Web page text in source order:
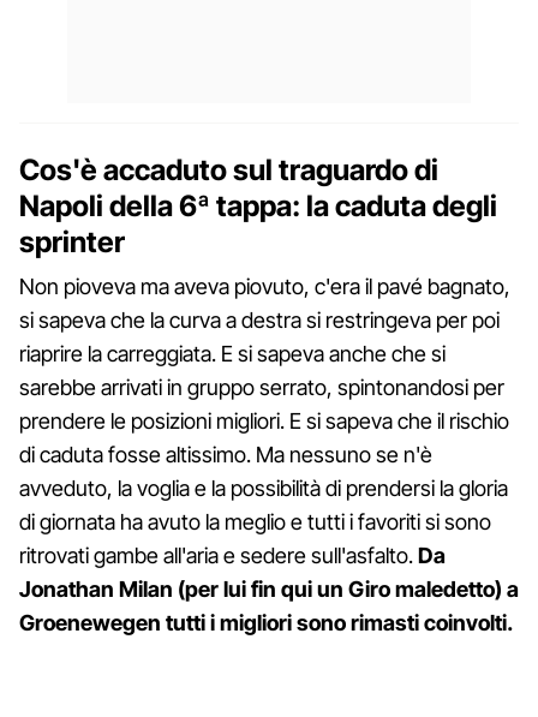
Cos'è accaduto sul traguardo di
Napoli della 6ª tappa: la caduta degli
sprinter
Non pioveva ma aveva piovuto, c'era il pavé bagnato,
si sapeva che la curva a destra si restringeva per poi
riaprire la carreggiata. E si sapeva anche che si
sarebbe arrivati in gruppo serrato, spintonandosi per
prendere le posizioni migliori. E si sapeva che il rischio
di caduta fosse altissimo. Ma nessuno se n'è
avveduto, la voglia e la possibilità di prendersi la gloria
di giornata ha avuto la meglio e tutti i favoriti si sono
ritrovati gambe all'aria e sedere sull'asfalto.Da
Jonathan Milan (per lui fin qui un Giro maledetto) a
Groenewegen tutti i migliori sono rimasti coinvolti.